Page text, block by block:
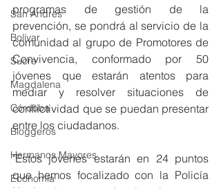
San Andres
Bolívar
Sucre
Magdalena
Córdoba
Bloggeros
Hermanos Mayores
Economía
programas de gestión de la
prevención, se pondrá al servicio de la
comunidad al grupo de Promotores de
Convivencia, conformado por 50
jóvenes que estarán atentos para
mediar y resolver situaciones de
conflictividad que se puedan presentar
entre los ciudadanos.
"Estos jóvenes estarán en 24 puntos
que hemos focalizado con la Policía